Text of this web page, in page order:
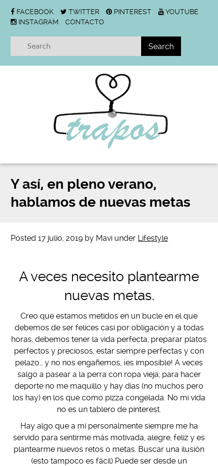
FACEBOOK TWITTER PINTEREST
YOUTUBE
INSTAGRAM
CONTACTO
Y así, en pleno verano,
hablamos de nuevas metas
Posted17 julio, 2019 by Mavi under Lifestyle
A veces necesito plantearme
nuevas metas.
Creo que estamos metidos en un bucle en el que
debemos de ser felices casi por obligación y a todas
horas, debemos tener la vida perfecta, preparar platos
perfectos y preciosos, estar siempre perfectas y con
pelazo… y no nos engañemos, ¡es imposible! A veces
salgo a pasear a la perra con ropa vieja; para hacer
deporte no me maquillo y hay días (no muchos pero
los hay) en los que como pizza congelada. No mi vida
no es un tablero de pinterest.
Hay algo que a mi personalmente siempre me ha
servido para sentirme más motivada, alegre, feliz y es
plantearme nuevos retos o metas. Buscar una ilusión
(esto tampoco es fácil) Puede ser desde un